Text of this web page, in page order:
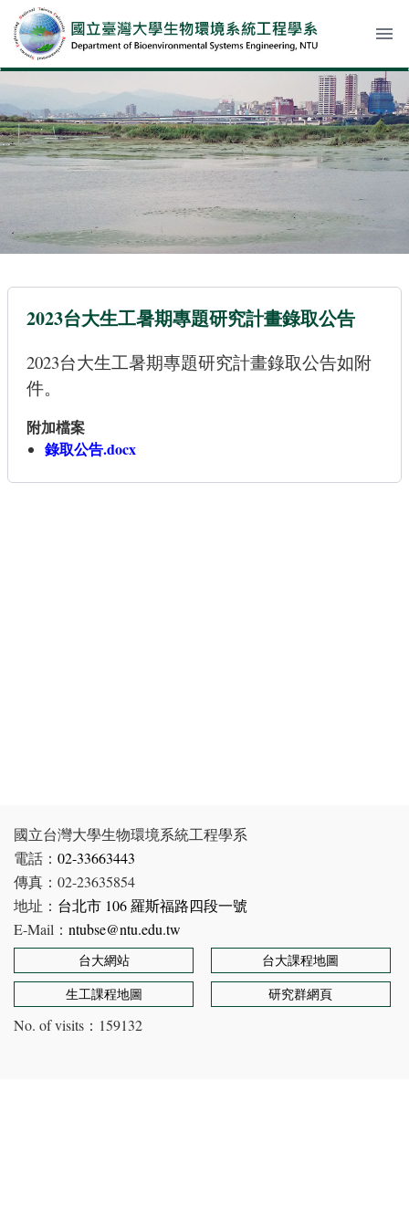
menu
2023台大生工暑期專題研究計畫錄取公告
2023台大生工暑期專題研究計畫錄取公告如附
件。
附加檔案
錄取公告.docx
國立台灣大學生物環境系統工程學系
電話： 02-33663443
傳真：02-23635854
地址： 台北市 106 羅斯福路四段一號
E-Mail： ntubse@ntu.edu.tw
台大網站
台大課程地圖
生工課程地圖
研究群網頁
No. of visits： 159132